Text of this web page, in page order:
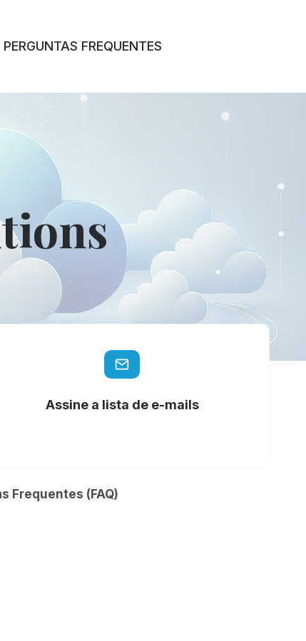
PERGUNTAS FREQUENTES
Assine a lista de e-mails
Frequentes (FAQ)